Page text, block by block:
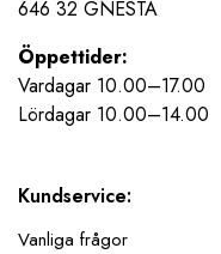
646 32 GNESTA
Öppettider:
Vardagar 10.00–17.00
Lördagar 10.00–14.00
Kundservice:
Vanliga frågor